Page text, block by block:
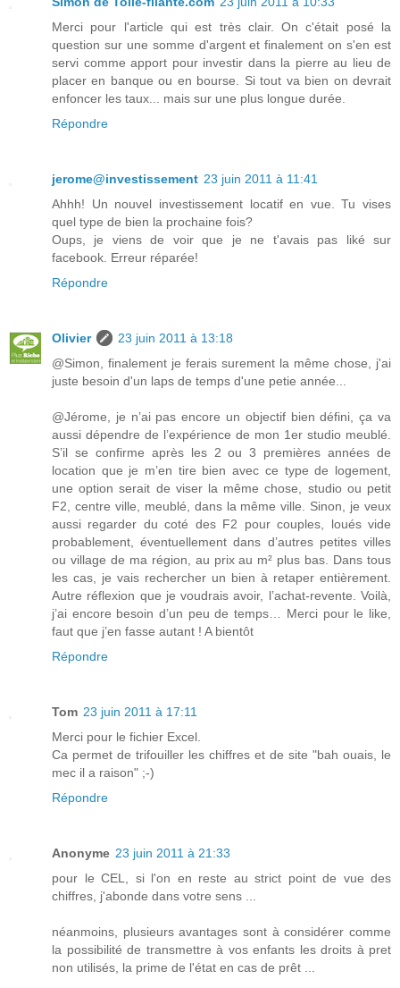
Merci pour l'article qui est très clair. On c'était posé la
question sur une somme d'argent et finalement on s'en est
servi comme apport pour investir dans la pierre au lieu de
placer en banque ou en bourse. Si tout va bien on devrait
enfoncer les taux... mais sur une plus longue durée.
Répondre
jerome@investissement 23 juin 2011 à 11:41
Ahhh! Un nouvel investissement locatif en vue. Tu vises
quel type de bien la prochaine fois?
Oups, je viens de voir que je ne t'avais pas liké sur
facebook. Erreur réparée!
Répondre
Olivier
23 juin 2011 à 13:18
@Simon, finalement je ferais surement la même chose, j'ai
juste besoin d'un laps de temps d'une petie année...
@Jérome, je n’ai pas encore un objectif bien défini, ça va
aussi dépendre de l’expérience de mon 1er studio meublé.
S’il se confirme après les 2 ou 3 premières années de
location que je m’en tire bien avec ce type de logement,
une option serait de viser la même chose, studio ou petit
F2, centre ville, meublé, dans la même ville. Sinon, je veux
aussi regarder du coté des F2 pour couples, loués vide
probablement, éventuellement dans d’autres petites villes
ou village de ma région, au prix au m² plus bas. Dans tous
les cas, je vais rechercher un bien à retaper entièrement.
Autre réflexion que je voudrais avoir, l’achat-revente. Voilà,
j’ai encore besoin d’un peu de temps… Merci pour le like,
faut que j’en fasse autant ! A bientôt
Répondre
Tom 23 juin 2011 à 17:11
Merci pour le fichier Excel.
Ca permet de trifouiller les chiffres et de site "bah ouais, le
mec il a raison" ;-)
Répondre
Anonyme 23 juin 2011 à 21:33
pour le CEL, si l'on en reste au strict point de vue des
chiffres, j'abonde dans votre sens ...
néanmoins, plusieurs avantages sont à considérer comme
la possibilité de transmettre à vos enfants les droits à pret
non utilisés, la prime de l'état en cas de prêt ...